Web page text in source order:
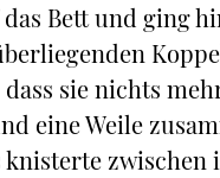
Bett und ging
sie nichts
eine Weile
zwischen